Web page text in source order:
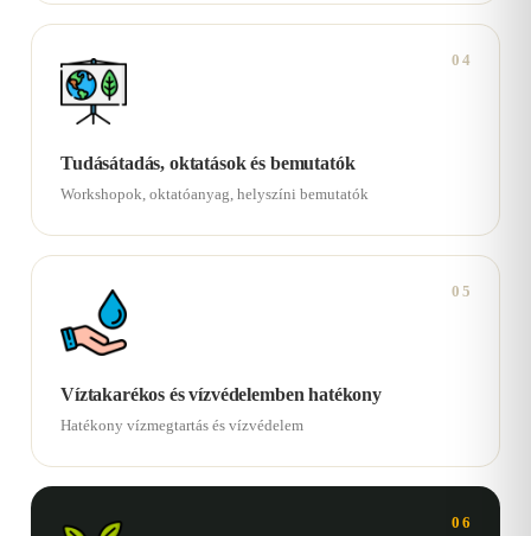
04
Tudásátadás, oktatások és bemutatók
Workshopok, oktatóanyag, helyszíni bemutatók
05
Víztakarékos és vízvédelemben hatékony
Hatékony vízmegtartás és vízvédelem
06